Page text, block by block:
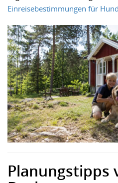
Einreisebestimmungen für
Planungstipps